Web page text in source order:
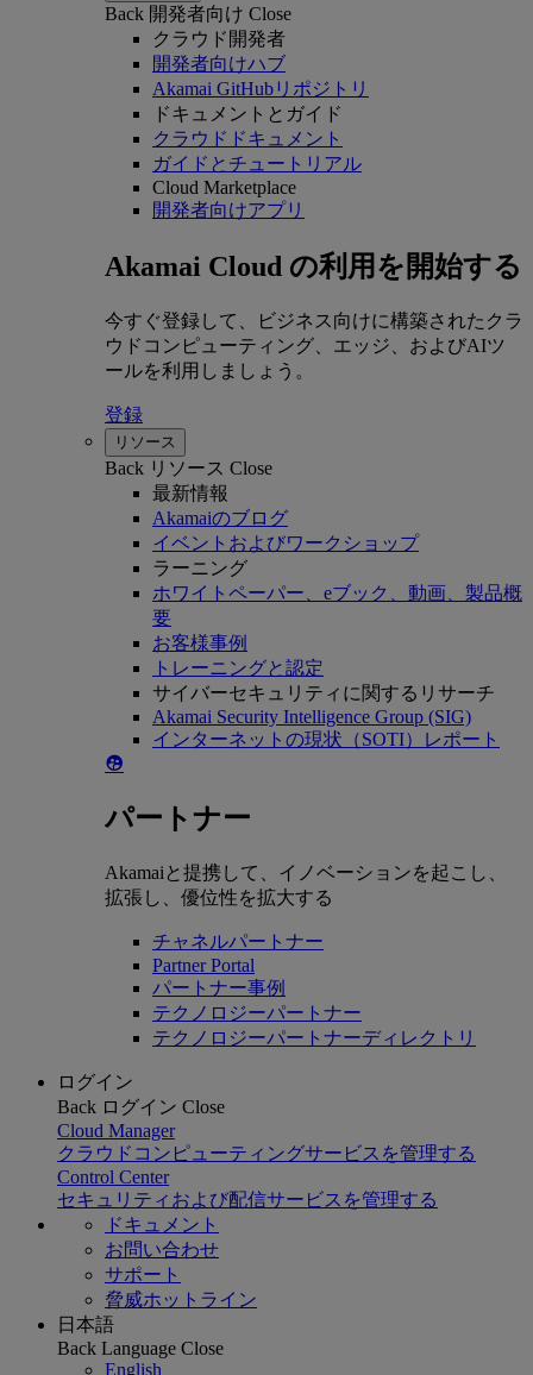
Back 開発者向け Close
クラウド開発者
開発者向けハブ
Akamai GitHubリポジトリ
ドキュメントとガイド
クラウドドキュメント
ガイドとチュートリアル
Cloud Marketplace
開発者向けアプリ
Akamai Cloud の利用を開始する
今すぐ登録して、ビジネス向けに構築されたクラ
ウドコンピューティング、エッジ、およびAIツ
ールを利用しましょう。
登録
リソース
Back リソース Close
最新情報
Akamaiのブログ
イベントおよびワークショップ
ラーニング
ホワイトペーパー、eブック、動画、製品概
要
お客様事例
トレーニングと認定
サイバーセキュリティに関するリサーチ
Akamai Security Intelligence Group (SIG)
インターネットの現状（SOTI）レポート
パートナー
Akamaiと提携して、イノベーションを起こし、
拡張し、優位性を拡大する
チャネルパートナー
Partner Portal
パートナー事例
テクノロジーパートナー
テクノロジーパートナーディレクトリ
ログイン
Back ログイン Close
Cloud Manager
クラウドコンピューティングサービスを管理する
Control Center
セキュリティおよび配信サービスを管理する
ドキュメント
お問い合わせ
サポート
脅威ホットライン
日本語
Back Language Close
English